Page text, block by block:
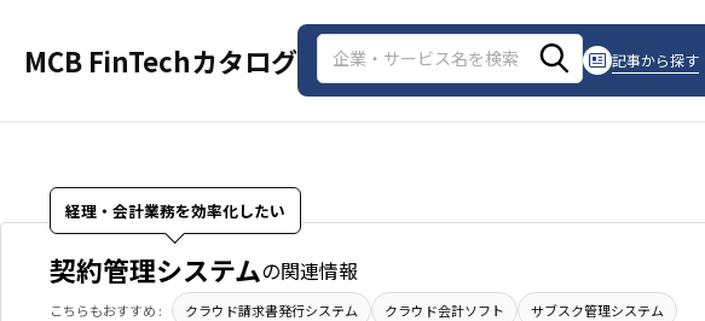
MCB FinTechカタログ 記事から探す
経理・会計業務を効率化したい
契約管理システムの関連情報
こちらもおすすめ : クラウド請求書発行システム クラウド会計ソフト サブスク管理システム